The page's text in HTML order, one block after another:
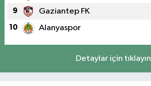
9 Gaziantep FK
10 Alanyaspor
Detaylar için tıklayın